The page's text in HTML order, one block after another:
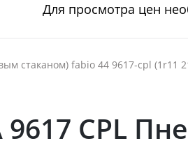
Для просмотра цен
стаканом) fabio 44 9617-cpl (1r11
9617 CPL